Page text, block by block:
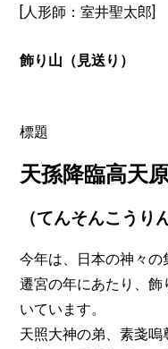
[人形師：室井聖太郎]
飾り山（見送り）
標題
天孫降臨高天
（てんそんこうり
今年は、日本の神々
遷宮の年にあたり、
いています。
天照大神の弟、素戔